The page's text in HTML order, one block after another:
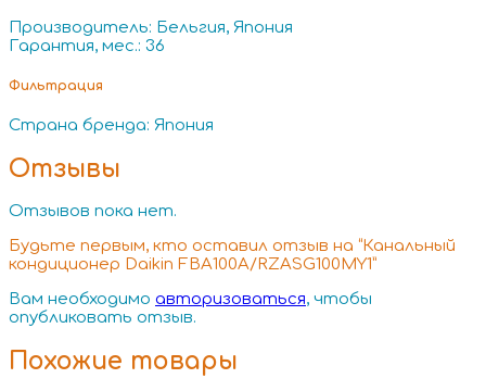
Производитель: Бельгия, Япония
Гарантия, мес.: 36
Фильтрация
Страна бренда: Япония
Отзывы
Отзывов пока нет.
Будьте первым, кто оставил отзыв на “Канальный
кондиционер Daikin FBA100A/RZASG100MY1”
Вам необходимо авторизоваться, чтобы
опубликовать отзыв.
Похожие товары